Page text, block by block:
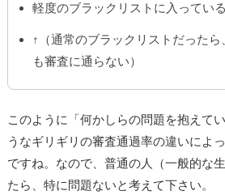
軽度のブラックリストに入っている
↑（通常のブラックリストだった
も審査に通らない）
このように「何かしらの問題を抱えて
うなギリギリの審査通過率の違いによ
ですね。なので、普通の人（一般的な
たら、特に問題ないと考えて下さい。